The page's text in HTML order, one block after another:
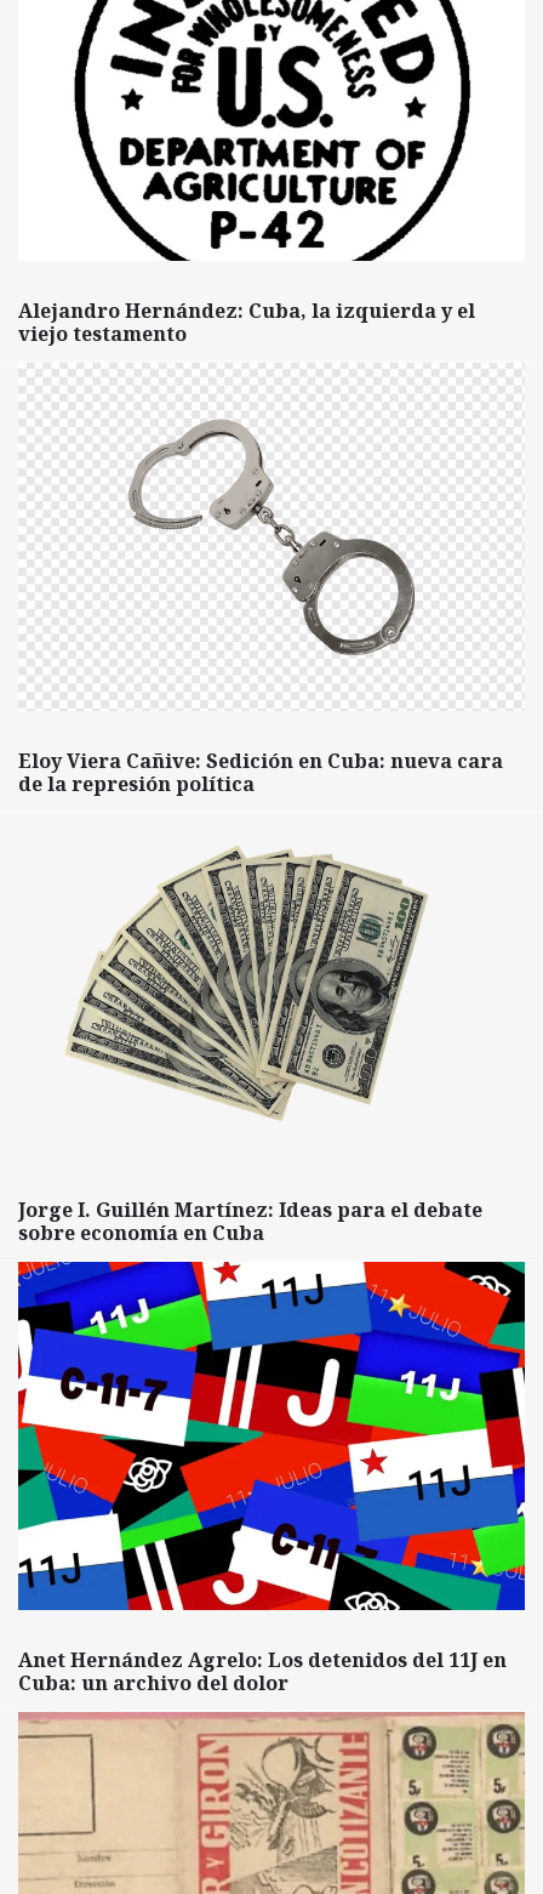
Alejandro Hernández: Cuba, la izquierda y el
viejo testamento
Eloy Viera Cañive: Sedición en Cuba: nueva cara
de la represión política
Jorge I. Guillén Martínez: Ideas para el debate
sobre economía en Cuba
Anet Hernández Agrelo: Los detenidos del 11J en
Cuba: un archivo del dolor